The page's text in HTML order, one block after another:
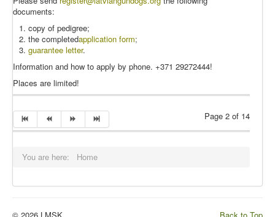
documents:
copy of pedigree;
the completedapplication form;
guarantee letter.
Information and how to apply by phone. +371 29272444!
Places are limited!
Page 2 of 14
You are here: Home